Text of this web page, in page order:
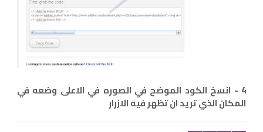
4 - انسخ الكود الموضح في الصوره في الاعلى وضعه في
المكان الذي تريد ان تظهر فيه الازرار